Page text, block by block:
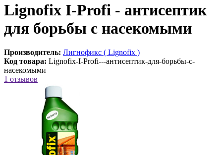
Lignofix I-Profi - антисептик
для борьбы с насекомыми
Производитель: Лигнофикс ( Lignofix )
Код товара: Lignofix-I-Profi---антисептик-для-борьбы-с-
насекомыми
1 отзывов